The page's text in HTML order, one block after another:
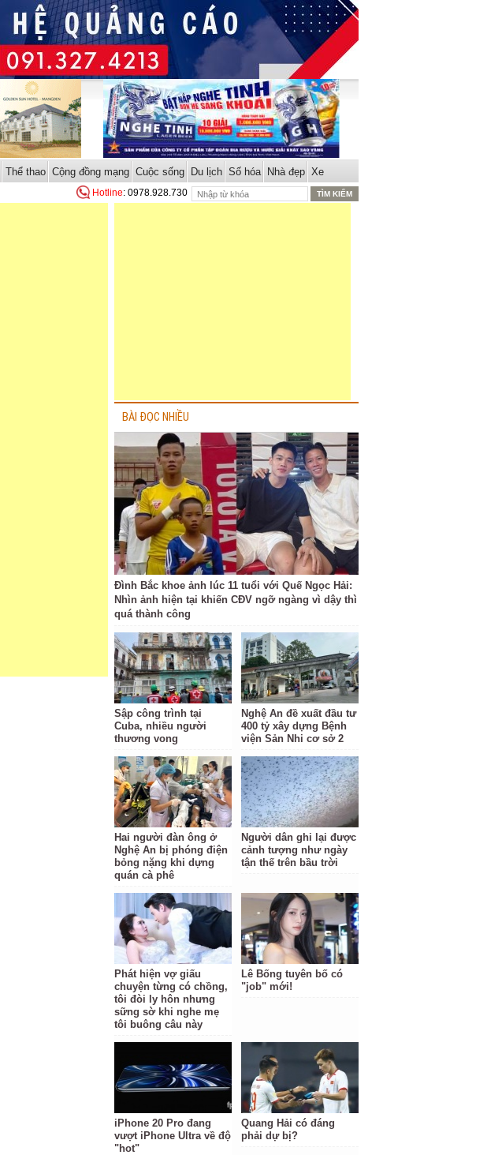
Thể thao Cộng đồng mạng Cuộc sống Du lịch Số hóa Nhà đẹp Xe
Hotline: 0978.928.730
BÀI ĐỌC NHIỀU
Đình Bắc khoe ảnh lúc 11 tuổi với Quế Ngọc Hải:
Nhìn ảnh hiện tại khiến CĐV ngỡ ngàng vì dậy thì
quá thành công
Sập công trình tại
Cuba, nhiều người
thương vong
Nghệ An đề xuất đầu tư
400 tỷ xây dựng Bệnh
viện Sản Nhi cơ sở 2
Hai người đàn ông ở
Nghệ An bị phóng điện
bỏng nặng khi dựng
quán cà phê
Người dân ghi lại được
cảnh tượng như ngày
tận thế trên bầu trời
Phát hiện vợ giấu
chuyện từng có chồng,
tôi đòi ly hôn nhưng
sững sờ khi nghe mẹ
tôi buông câu này
Lê Bống tuyên bố có
"job" mới!
iPhone 20 Pro đang
vượt iPhone Ultra về độ
"hot"
Quang Hải có đáng
phải dự bị?